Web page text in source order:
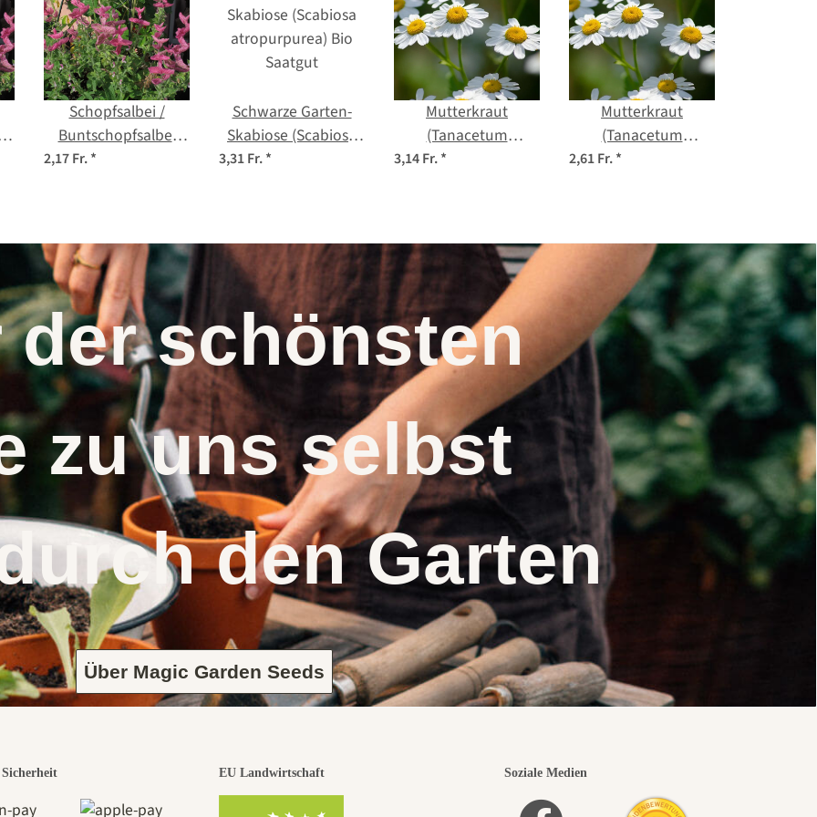
Schopfsalbei /
Buntschopfsalbei
(Salvia viridis) Samen
2,17 Fr.*
Schwarze Garten-
Skabiose (Scabiosa
atropurpurea) Bio
3,31 Fr.*
Mutterkraut
(Tanacetum
panthenium) Bio
3,14 Fr.*
Mutterkraut
(Tanacetum
panthenium) Samen
2,61 Fr.*
der schönsten
zu uns selbst
den Garten
Über Magic Garden Seeds
EU Landwirtschaft Soziale Medien